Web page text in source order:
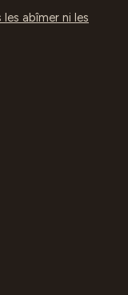
abîmer ni les